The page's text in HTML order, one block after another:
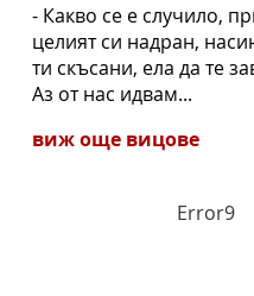
- Какво се е случило,
целият си надран,
ти скъсани, ела да те
Аз от нас идвам...
виж още вицове
Error9